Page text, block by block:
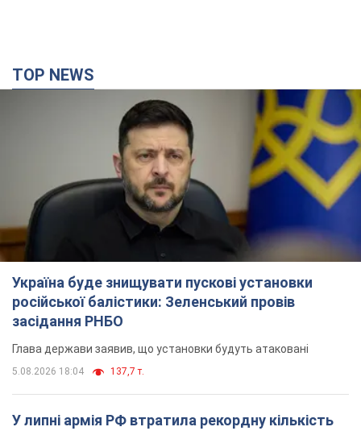
TOP NEWS
Україна буде знищувати пускові установки
російської балістики: Зеленський провів
засідання РНБО
Глава держави заявив, що установки будуть атаковані
5.08.2026 18:04 137,7 т.
У липні армія РФ втратила рекордну кількість